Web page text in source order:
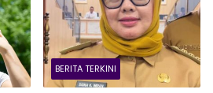
BERITA TERKINI